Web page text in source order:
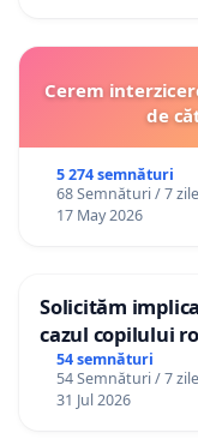
Cerem
de
5 274 semnături
68 Semnături / 7 zile
17 May 2026
Solicităm
cazul copilului
Gheorghe,
12 ani
54 semnături
54 Semnături / 7 zile
31 Jul 2026